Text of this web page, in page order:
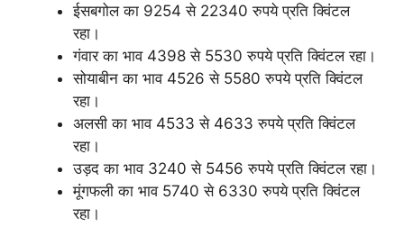
ईसबगोल का 9254 से 22340 रुपये प्रति क्विंटल
रहा।
गंवार का भाव 4398 से 5530 रुपये प्रति क्विंटल रहा।
सोयाबीन का भाव 4526 से 5580 रुपये प्रति क्विंटल
रहा।
अलसी का भाव 4533 से 4633 रुपये प्रति क्विंटल
रहा।
उड़द का भाव 3240 से 5456 रुपये प्रति क्विंटल रहा।
मूंगफली का भाव 5740 से 6330 रुपये प्रति क्विंटल
रहा।